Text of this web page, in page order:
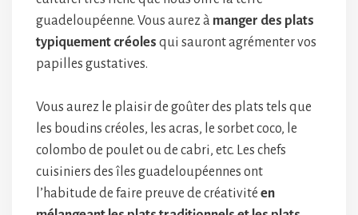
guadeloupéenne. Vous aurez à manger des plats
typiquement créoles qui sauront agrémenter vos
papilles gustatives.
Vous aurez le plaisir de goûter des plats tels que
les boudins créoles, les acras, le sorbet coco, le
colombo de poulet ou de cabri, etc. Les chefs
cuisiniers des îles guadeloupéennes ont
l’habitude de faire preuve de créativité en